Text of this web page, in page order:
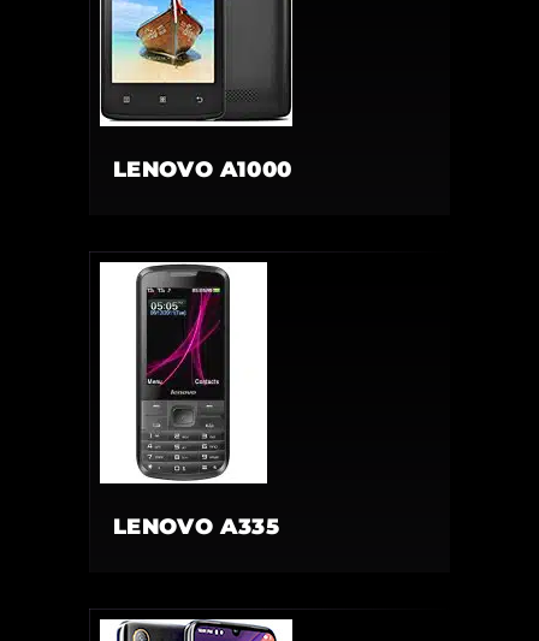
LENOVO A1000
LENOVO A335